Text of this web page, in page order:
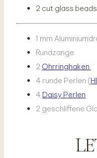
2 cut glass
1 mm
Rundzange
2 Ohrringhaken
4 runde Perlen (
4 Daisy Perlen
2 geschliffene